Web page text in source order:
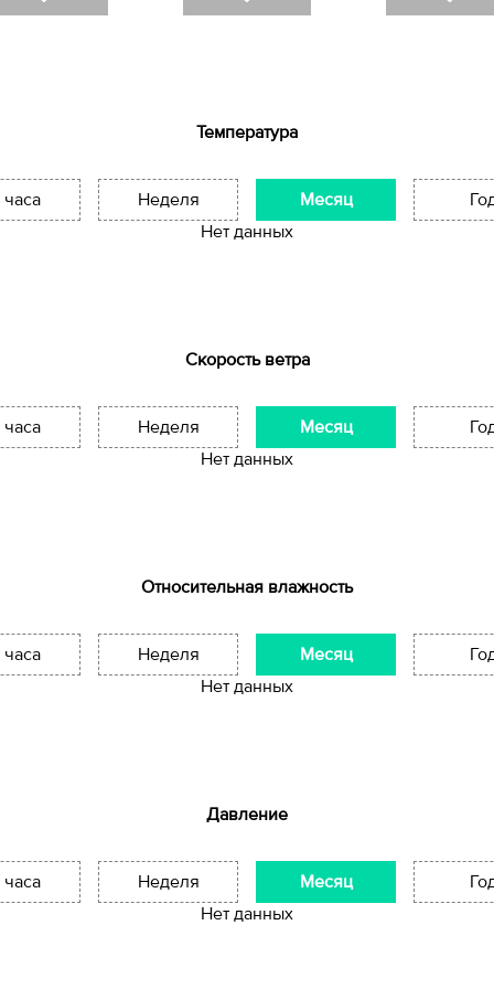
Температура
Неделя Месяц
Нет данных
Скорость ветра
Неделя Месяц
Нет данных
Относительная влажность
Неделя Месяц
Нет данных
Давление
Неделя Месяц
Нет данных